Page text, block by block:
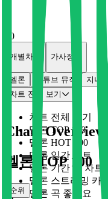
0
개별차트 가사정보
멜론 유튜브 뮤직 지니
차트 전체 보기
차트 전체 보기
멜론 TOP 100
멜론 HOT 100
멜론 일간 차트
멜론 기간 별 차트
멜론 스트리밍 카드
멜론 곡 좋아요
Chart Overview
멜론 TOP 100
순위